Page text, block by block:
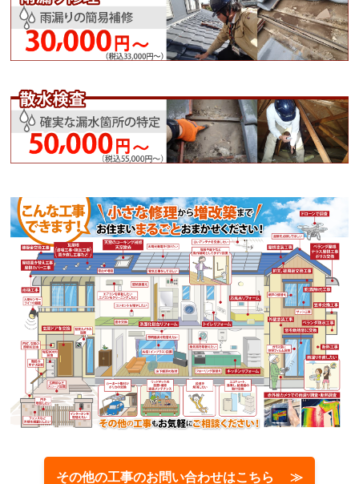
その他の工事のお問い合わせはこちら ≫